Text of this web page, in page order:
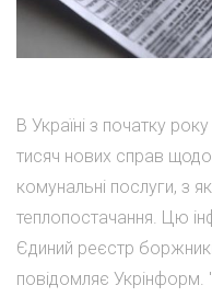
В Україні з початку
тисяч нових справ
комунальні послуги, з
теплопостачання. Цю
Єдиний реєстр
повідомляє